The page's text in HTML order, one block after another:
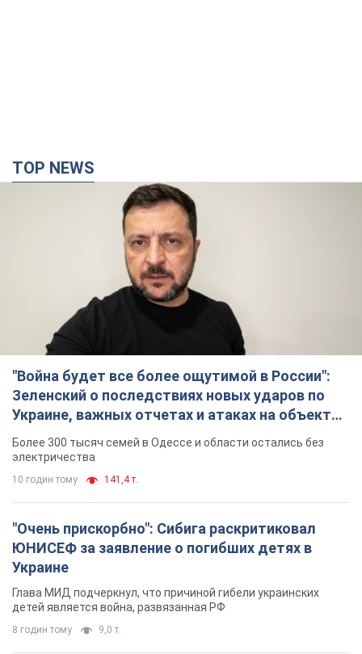
TOP NEWS
"Война будет все более ощутимой в России":
Зеленский о последствиях новых ударов по
Украине, важных отчетах и атаках на объекты
противника. Видео
Более 300 тысяч семей в Одессе и области остались без
электричества
10 годин тому 141,4 т.
"Очень прискорбно": Сибига раскритиковал
ЮНИСЕФ за заявление о погибших детях в
Украине
Глава МИД подчеркнул, что причиной гибели украинских
детей является война, развязанная РФ
8 годин тому 9,0 т.